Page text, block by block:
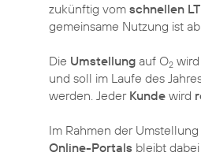
zukünftig vom schnellen
gemeinsame Nutzung ist
Die Umstellung auf O2 wird
und soll im Laufe des
werden. Jeder Kunde wird
Im Rahmen der
Online-Portals bleibt